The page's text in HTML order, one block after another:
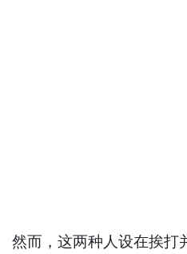
然而，这两种人设在挨打